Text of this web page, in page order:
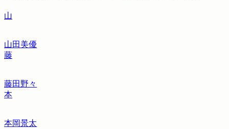
山
山田美優
藤
藤田野々
本
本岡景太